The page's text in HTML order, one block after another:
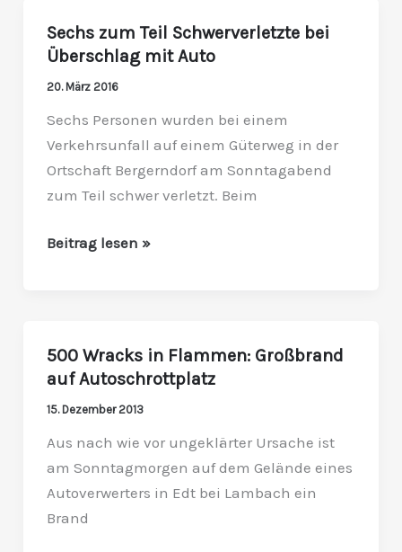
Sechs zum Teil Schwerverletzte bei
Überschlag mit Auto
20. März 2016
Sechs Personen wurden bei einem
Verkehrsunfall auf einem Güterweg in der
Ortschaft Bergerndorf am Sonntagabend
zum Teil schwer verletzt. Beim
Sechs
zum
Teil
Beitrag lesen »
500 Wracks in Flammen: Großbrand
auf Autoschrottplatz
15. Dezember 2013
Aus nach wie vor ungeklärter Ursache ist
am Sonntagmorgen auf dem Gelände eines
Autoverwerters in Edt bei Lambach ein
Brand
500
Wracks
in